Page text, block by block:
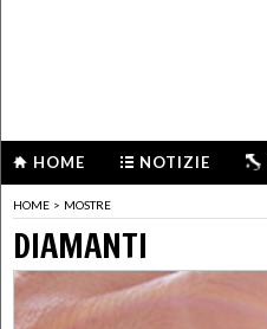
HOME NOTIZIE
HOME > MOSTRE
DIAMANTI